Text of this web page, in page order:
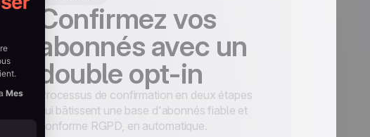
Confirmez vos
abonnés avec un
double opt-in
Processus de confirmation en deux étapes
qui bâtissent une base d'abonnés fiable et
conforme RGPD, en automatique.